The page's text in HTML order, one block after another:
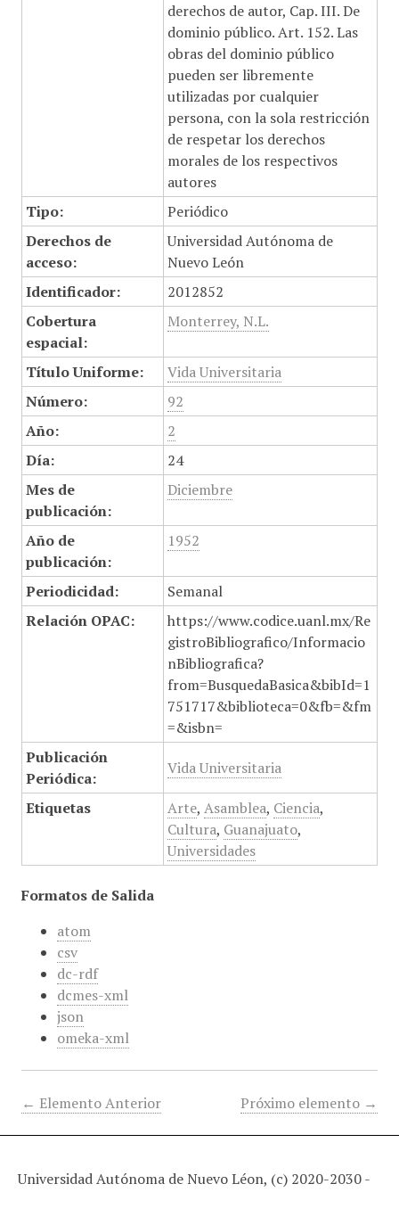
derechos de autor, Cap. III. De
dominio público. Art. 152. Las
obras del dominio público
pueden ser libremente
utilizadas por cualquier
persona, con la sola restricción
de respetar los derechos
morales de los respectivos
autores
Tipo:
Periódico
Derechos de
acceso:
Universidad Autónoma de
Nuevo León
Identificador:
2012852
Cobertura
espacial:
Monterrey, N.L.
Título Uniforme:
Vida Universitaria
Número:
92
Año:
2
Día:
24
Mes de
publicación:
Diciembre
Año de
publicación:
1952
Periodicidad:
Semanal
Relación OPAC:
https://www.codice.uanl.mx/Re
gistroBibliografico/Informacio
nBibliografica?
from=BusquedaBasica&bibId=1
751717&biblioteca=0&fb=&fm
=&isbn=
Publicación
Periódica:
Vida Universitaria
Etiquetas Arte, Asamblea, Ciencia,
Cultura, Guanajuato,
Universidades
Formatos de Salida
atom
csv
dc-rdf
dcmes-xml
json
omeka-xml
← Elemento Anterior Próximo elemento →
Universidad Autónoma de Nuevo Léon, (c) 2020-2030 -